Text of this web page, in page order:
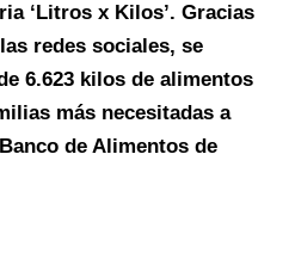
‘Litros x Kilos’. Gracias
redes sociales, se
6.623 kilos de alimentos
más necesitadas a
de Alimentos de